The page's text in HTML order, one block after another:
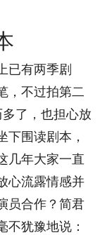
已有两季剧
，不过拍第二
了，也担心放
下围读剧本，
几年大家一直
心流露情感并
员合作？简君
不犹豫地说：